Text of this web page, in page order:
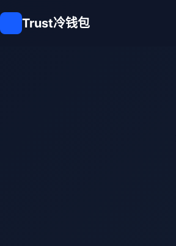
Trust冷钱包